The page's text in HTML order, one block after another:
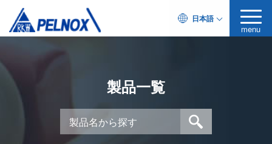
日本語
menu
製品一覧